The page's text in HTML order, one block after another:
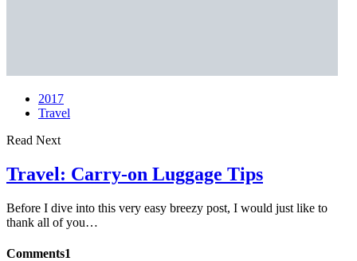
2017
Travel
Read Next
Travel: Carry-on Luggage Tips
Before I dive into this very easy breezy post, I would just like to
thank all of you…
Comments1